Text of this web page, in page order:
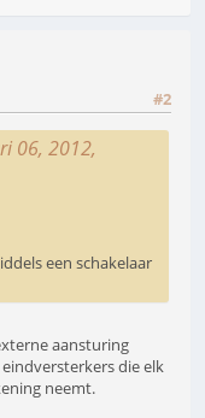
#2
06, 2012,
een schakelaar
aansturing
die elk
neemt.